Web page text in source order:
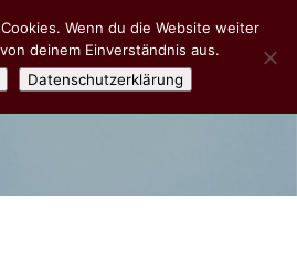
Wenn du die Website weiter
deinem Einverständnis aus.
Datenschutzerklärung